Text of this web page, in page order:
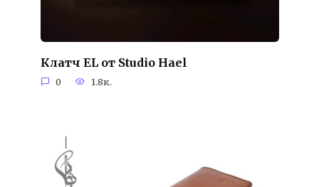
Клатч EL от Studio Hael
0 1.8к.